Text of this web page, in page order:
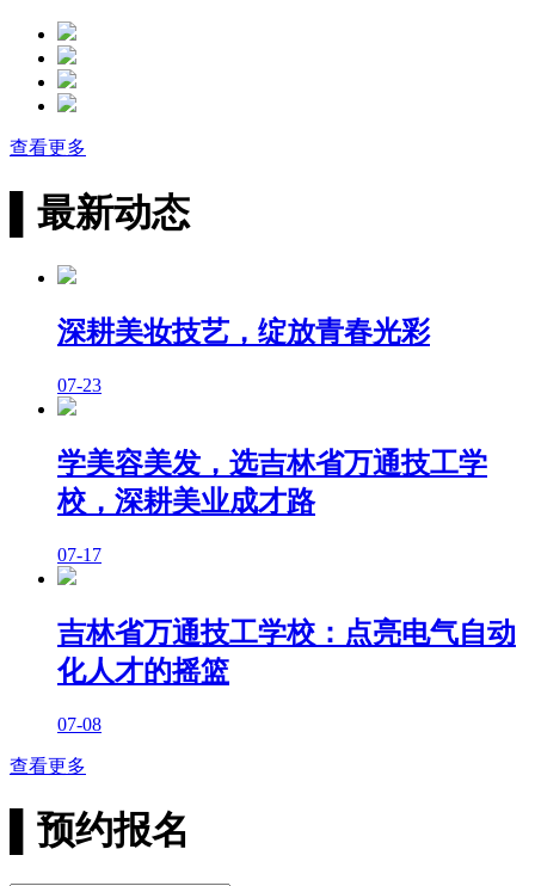
查看更多
最新动态
深耕美妆技艺，绽放青春光彩
07-23
学美容美发，选吉林省万通技工学
校，深耕美业成才路
07-17
吉林省万通技工学校：点亮电气自动
化人才的摇篮
07-08
查看更多
预约报名